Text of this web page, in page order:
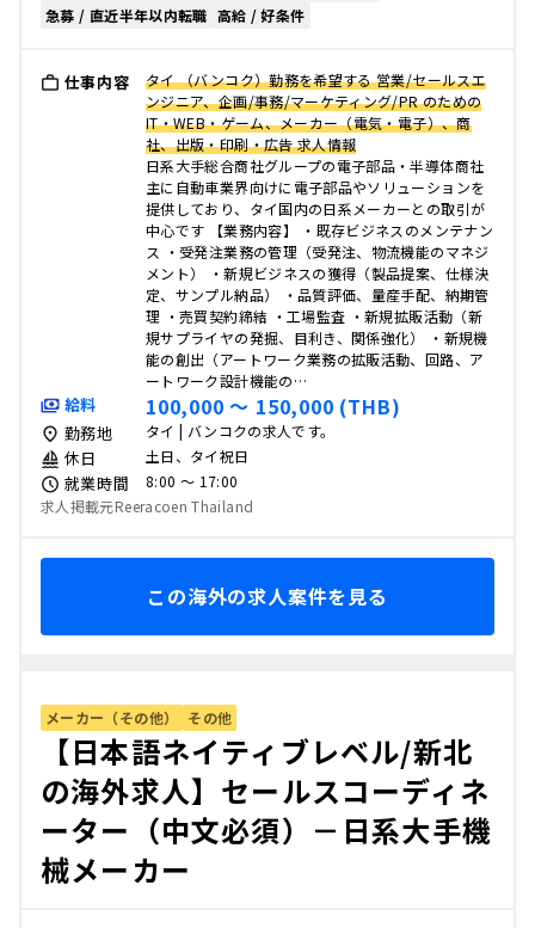
急募 / 直近半年以内転職 高給 / 好条件
仕事内容
タイ （バンコク）勤務を希望する 営業/セールスエ
ンジニア、企画/事務/マーケティング/PR のための
IT・WEB・ゲーム、メーカー（電気・電子）、商
社、出版・印刷・広告 求人情報
日系大手総合商社グループの電子部品・半導体商社
主に自動車業界向けに電子部品やソリューションを
提供しており、タイ国内の日系メーカーとの取引が
中心です 【業務内容】 ・既存ビジネスのメンテナン
ス ・受発注業務の管理（受発注、物流機能のマネジ
メント） ・新規ビジネスの獲得（製品提案、仕様決
定、サンプル納品） ・品質評価、量産手配、納期管
理 ・売買契約締結 ・工場監査 ・新規拡販活動（新
規サプライヤの発掘、目利き、関係強化） ・新規機
能の創出（アートワーク業務の拡販活動、回路、ア
ートワーク設計機能の…
給料 100,000 〜 150,000 (THB)
勤務地 タイ | バンコクの求人です。
休日 土日、タイ祝日
就業時間
8:00 〜 17:00
求人掲載元Reeracoen Thailand
この海外の求人案件を見る
メーカー（その他） その他
【日本語ネイティブレベル/新北
の海外求人】セールスコーディネ
ーター（中文必須）－日系大手機
械メーカー